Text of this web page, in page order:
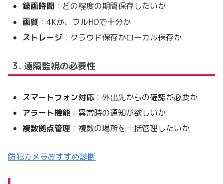
録画時間 ：どの程度の期間保存したいか
画質 ：4Kか、フルHDで十分か
ストレージ ：クラウド保存かローカル保存か
3. 遠隔監視の必要性
スマートフォン対応 ：外出先からの確認が必要か
アラート機能 ：異常時の通知が欲しいか
複数拠点管理 ：複数の場所を一括管理したいか
防犯カメラおすすめ診断